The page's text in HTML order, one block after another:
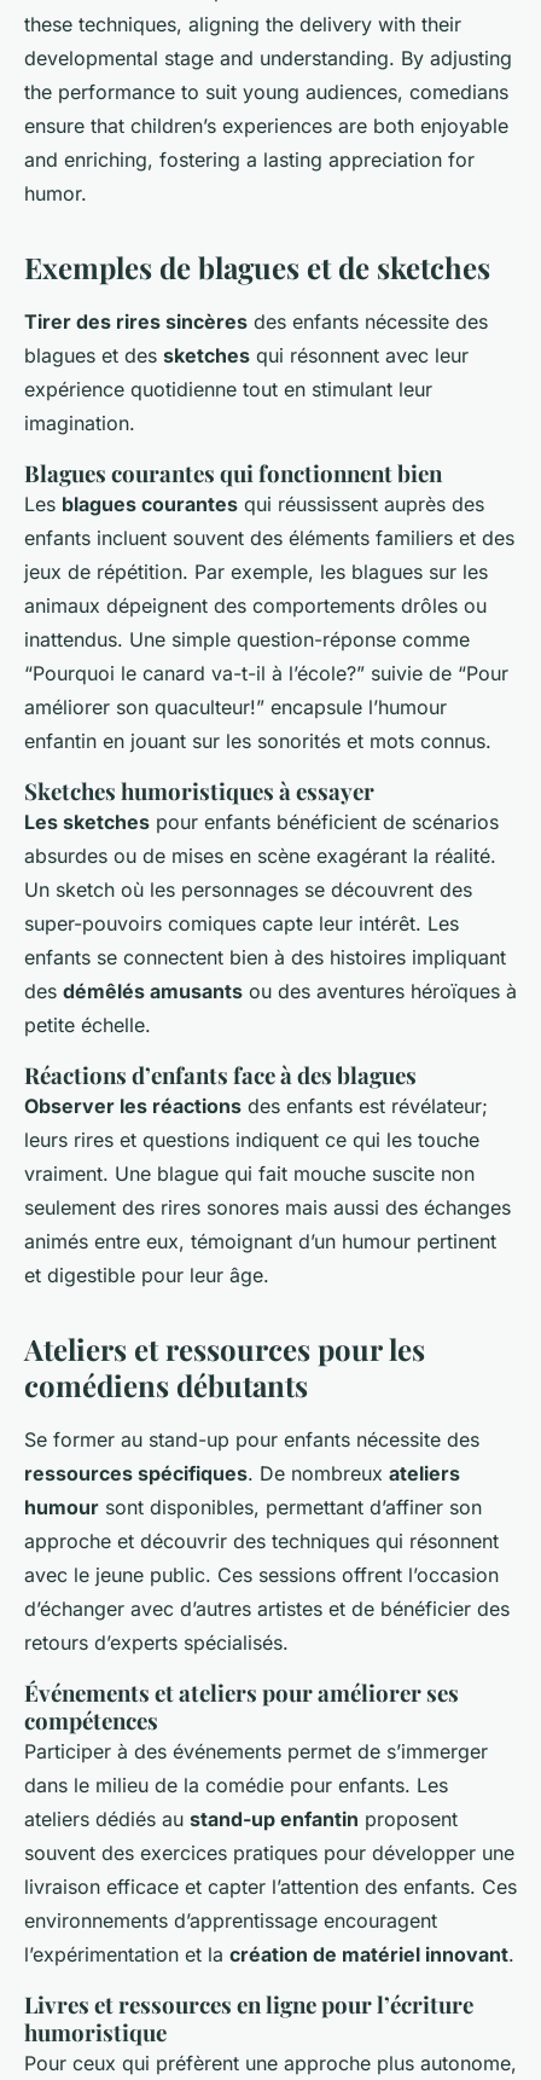
these techniques, aligning the delivery with their
developmental stage and understanding. By adjusting
the performance to suit young audiences, comedians
ensure that children’s experiences are both enjoyable
and enriching, fostering a lasting appreciation for
humor.
Exemples de blagues et de sketches
Tirer des rires sincères des enfants nécessite des
blagues et des sketches qui résonnent avec leur
expérience quotidienne tout en stimulant leur
imagination.
Blagues courantes qui fonctionnent bien
Les blagues courantes qui réussissent auprès des
enfants incluent souvent des éléments familiers et des
jeux de répétition. Par exemple, les blagues sur les
animaux dépeignent des comportements drôles ou
inattendus. Une simple question-réponse comme
“Pourquoi le canard va-t-il à l’école?” suivie de “Pour
améliorer son quaculteur!” encapsule l’humour
enfantin en jouant sur les sonorités et mots connus.
Sketches humoristiques à essayer
Les sketches pour enfants bénéficient de scénarios
absurdes ou de mises en scène exagérant la réalité.
Un sketch où les personnages se découvrent des
super-pouvoirs comiques capte leur intérêt. Les
enfants se connectent bien à des histoires impliquant
des démêlés amusants ou des aventures héroïques à
petite échelle.
Réactions d’enfants face à des blagues
Observer les réactions des enfants est révélateur;
leurs rires et questions indiquent ce qui les touche
vraiment. Une blague qui fait mouche suscite non
seulement des rires sonores mais aussi des échanges
animés entre eux, témoignant d’un humour pertinent
et digestible pour leur âge.
Ateliers et ressources pour les
comédiens débutants
Se former au stand-up pour enfants nécessite des
ressources spécifiques. De nombreux ateliers
humour sont disponibles, permettant d’affiner son
approche et découvrir des techniques qui résonnent
avec le jeune public. Ces sessions offrent l’occasion
d’échanger avec d’autres artistes et de bénéficier des
retours d’experts spécialisés.
Événements et ateliers pour améliorer ses
compétences
Participer à des événements permet de s’immerger
dans le milieu de la comédie pour enfants. Les
ateliers dédiés au stand-up enfantin proposent
souvent des exercices pratiques pour développer une
livraison efficace et capter l’attention des enfants. Ces
environnements d’apprentissage encouragent
l’expérimentation et la création de matériel innovant.
Livres et ressources en ligne pour l’écriture
humoristique
Pour ceux qui préfèrent une approche plus autonome,